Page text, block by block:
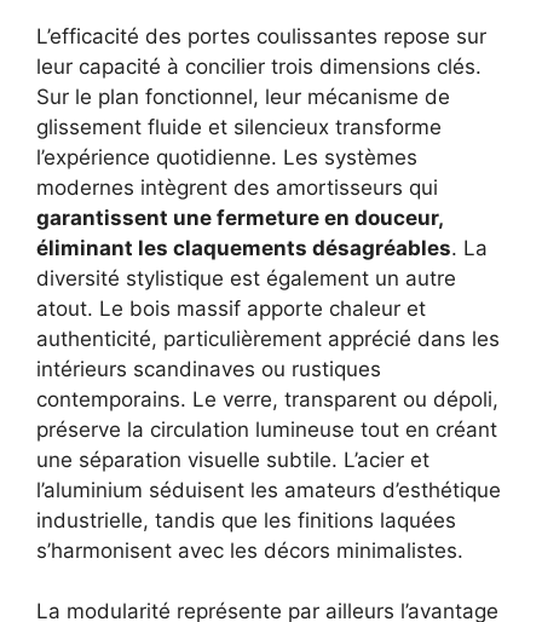
L’efficacité des portes coulissantes repose sur
leur capacité à concilier trois dimensions clés.
Sur le plan fonctionnel, leur mécanisme de
glissement fluide et silencieux transforme
l’expérience quotidienne. Les systèmes
modernes intègrent des amortisseurs qui
garantissent une fermeture en douceur,
éliminant les claquements désagréables. La
diversité stylistique est également un autre
atout. Le bois massif apporte chaleur et
authenticité, particulièrement apprécié dans les
intérieurs scandinaves ou rustiques
contemporains. Le verre, transparent ou dépoli,
préserve la circulation lumineuse tout en créant
une séparation visuelle subtile. L’acier et
l’aluminium séduisent les amateurs d’esthétique
industrielle, tandis que les finitions laquées
s’harmonisent avec les décors minimalistes.
La modularité représente par ailleurs l’avantage